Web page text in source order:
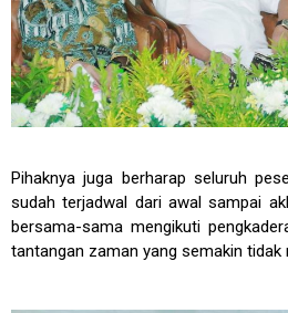
Pihaknya juga berharap seluruh
sudah terjadwal dari awal sampai
bersama-sama mengikuti
tantangan zaman yang semakin tidak